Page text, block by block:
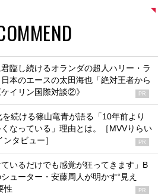
臨し続けるオランダの超人ハリー・ラ
本のエースの太田海也「絶対王者から
イリン国際対談②》
PR
続ける篠山竜青が語る「10年前より
なっている」理由とは。［MVVりらい
タビュー］
PR
ているだけでも感覚が狂ってきます」B
ューター・安藤周人が明かす“見え
性
PR